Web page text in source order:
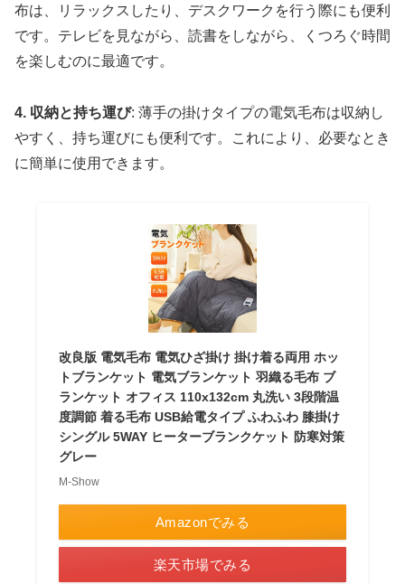
布は、リラックスしたり、デスクワークを行う際にも便利
です。テレビを見ながら、読書をしながら、くつろぐ時間
を楽しむのに最適です。
4. 収納と持ち運び: 薄手の掛けタイプの電気毛布は収納し
やすく、持ち運びにも便利です。これにより、必要なとき
に簡単に使用できます。
改良版 電気毛布 電気ひざ掛け 掛け着る両用 ホッ
トブランケット 電気ブランケット 羽織る毛布 ブ
ランケット オフィス 110x132cm 丸洗い 3段階温
度調節 着る毛布 USB給電タイプ ふわふわ 膝掛け
シングル 5WAY ヒーターブランクケット 防寒対策
グレー
M-Show
Amazonでみる
楽天市場でみる